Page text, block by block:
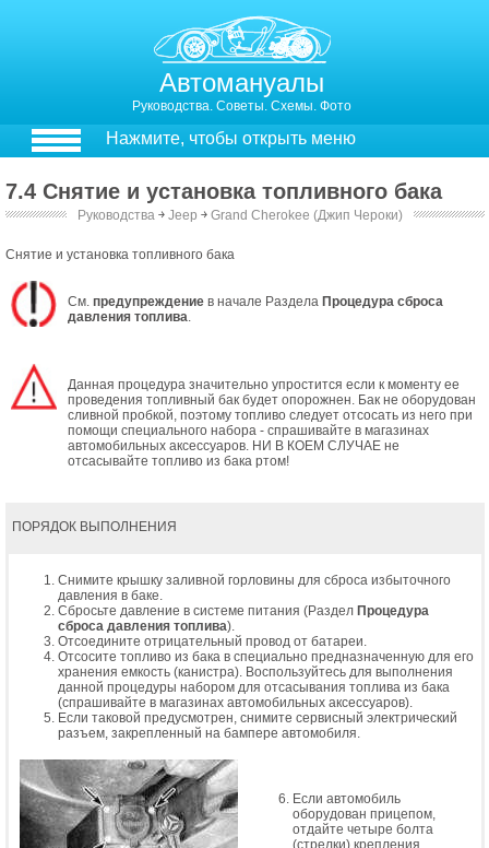
Автомануалы
Руководства. Советы. Схемы. Фото
Нажмите, чтобы открыть меню
7.4 Снятие и установка топливного бака
Руководства ￫ Jeep ￫ Grand Cherokee (Джип Чероки)
Снятие и установка топливного бака
См. предупреждение в начале Раздела Процедура сброса
давления топлива.
Данная процедура значительно упростится если к моменту ее
проведения топливный бак будет опорожнен. Бак не оборудован
сливной пробкой, поэтому топливо следует отсосать из него при
помощи специального набора - спрашивайте в магазинах
автомобильных аксессуаров. НИ В КОЕМ СЛУЧАЕ не
отсасывайте топливо из бака ртом!
ПОРЯДОК ВЫПОЛНЕНИЯ
Снимите крышку заливной горловины для сброса избыточного
давления в баке.
Сбросьте давление в системе питания (Раздел Процедура
сброса давления топлива).
Отсоедините отрицательный провод от батареи.
Отсосите топливо из бака в специально предназначенную для его
хранения емкость (канистра). Воспользуйтесь для выполнения
данной процедуры набором для отсасывания топлива из бака
(спрашивайте в магазинах автомобильных аксессуаров).
Если таковой предусмотрен, снимите сервисный электрический
разъем, закрепленный на бампере автомобиля.
Если автомобиль
оборудован прицепом,
отдайте четыре болта
(стрелки) крепления